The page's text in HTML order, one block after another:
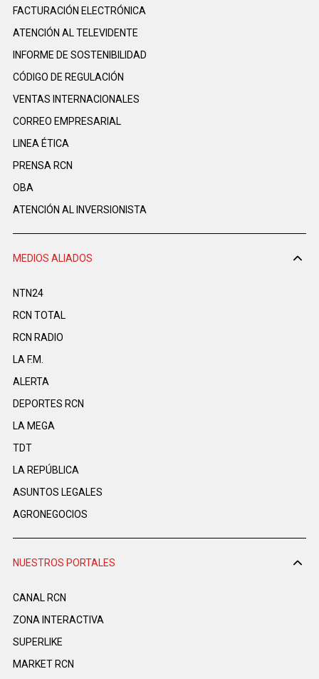
FACTURACIÓN ELECTRÓNICA
ATENCIÓN AL TELEVIDENTE
INFORME DE SOSTENIBILIDAD
CÓDIGO DE REGULACIÓN
VENTAS INTERNACIONALES
CORREO EMPRESARIAL
LINEA ÉTICA
PRENSA RCN
OBA
ATENCIÓN AL INVERSIONISTA
MEDIOS ALIADOS
NTN24
RCN TOTAL
RCN RADIO
LA F.M.
ALERTA
DEPORTES RCN
LA MEGA
TDT
LA REPÚBLICA
ASUNTOS LEGALES
AGRONEGOCIOS
NUESTROS PORTALES
CANAL RCN
ZONA INTERACTIVA
SUPERLIKE
MARKET RCN